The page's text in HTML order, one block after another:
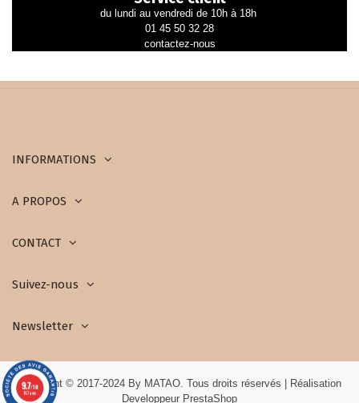
du lundi au vendredi de 10h à 18h
01 45 50 32 28
contactez-nous
INFORMATIONS
A PROPOS
CONTACT
Suivez-nous
Newsletter
Copyright © 2017-2024 By MATAO. Tous droits réservés | Réalisation
Developpeur PrestaShop
9.7/10
167 avis